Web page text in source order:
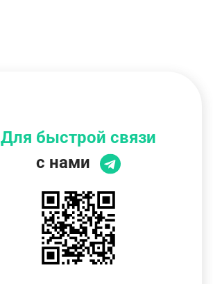
Для быстрой связи
с нами